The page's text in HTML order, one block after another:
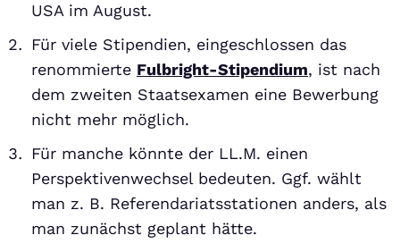
USA im August.
Für viele Stipendien, eingeschlossen das
renommierte Fulbright-Stipendium, ist nach
dem zweiten Staatsexamen eine Bewerbung
nicht mehr möglich.
Für manche könnte der LL.M. einen
Perspektivenwechsel bedeuten. Ggf. wählt
man z. B. Referendariatsstationen anders, als
man zunächst geplant hätte.